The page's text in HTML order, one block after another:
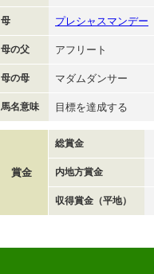
母 プレシャスマンデー
母の父 アフリート
母の母 マダムダンサー
馬名意味 目標を達成する
賞金
総賞金
内地方賞金
収得賞金（平地）